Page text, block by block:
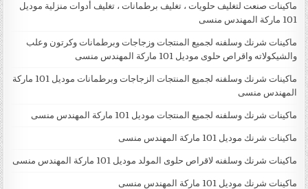
ماكينات صنعت لتغليف حلويات ، تغليف برطمانات ، تغليف أدوات منزلية موديل
101 ماركة المهندس منسى
ماكينات شرنك وسلفنه لجميع المنتجات وزجاجات وبرطمانات وكرتون وعلب
والشيكولاته واقراص حلوى موديل 101 ماركة المهندس منسى
ماكينات شرنك وسلفنه لجميع المنتجات الزجاجات وبرطمانات موديل 101 ماركة
المهندس منسى
ماكينات شرنك وسلفنه لجميع المنتجات موديل 101 ماركة المهندس منسى
ماكينات شرنك موديل 101 ماركة المهندس منسى
ماكينات شرنك وسلفنه لاقراص حلوى المولد موديل 101 ماركة المهندس منسى
ماكينات شرنك موديل 101 ماركة المهندس منسى